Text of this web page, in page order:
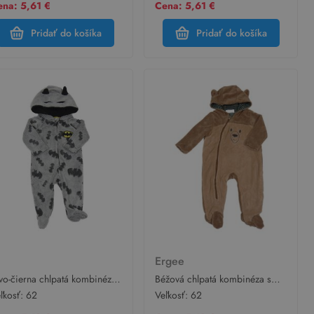
5,61 €
Pridať do košíka
Cena: 5,61 €
Pridať do košíka
čierna chlpatá kombinéza
a kapucňou
62
Ergee
Béžová chlpatá kombinéza s
kapucí - medvedík Ergee
Veľkosť: 62